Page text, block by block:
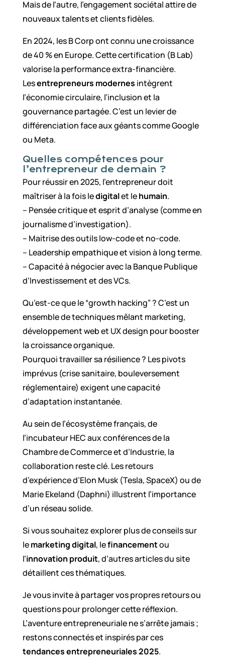
Mais de l’autre, l’engagement sociétal attire de
nouveaux talents et clients fidèles.
En 2024, les B Corp ont connu une croissance
de 40 % en Europe. Cette certification (B Lab)
valorise la performance extra-financière.
Lesentrepreneurs modernes intègrent
l’économie circulaire, l’inclusion et la
gouvernance partagée. C’est un levier de
différenciation face aux géants comme Google
ou Meta.
Quelles compétences pour
l’entrepreneur de demain ?
Pour réussir en 2025, l’entrepreneur doit
maîtriser à la fois ledigitalet lehumain.
– Pensée critique et esprit d’analyse (comme en
journalisme d’investigation).
– Maitrise des outils low-code et no-code.
– Leadership empathique et vision à long terme.
– Capacité à négocier avec la Banque Publique
d’Investissement et des VCs.
Qu’est-ce que le “growth hacking” ? C’est un
ensemble de techniques mêlant marketing,
développement web et UX design pour booster
la croissance organique.
Pourquoi travailler sa résilience ? Les pivots
imprévus (crise sanitaire, bouleversement
réglementaire) exigent une capacité
d’adaptation instantanée.
Au sein de l’écosystème français, de
l’incubateur HEC aux conférences de la
Chambre de Commerce et d’Industrie, la
collaboration reste clé. Les retours
d’expérience d’Elon Musk (Tesla, SpaceX) ou de
Marie Ekeland (Daphni) illustrent l’importance
d’un réseau solide.
Si vous souhaitez explorer plus de conseils sur
lemarketing digital, lefinancementou
l’innovation produit, d’autres articles du site
détaillent ces thématiques.
Je vous invite à partager vos propres retours ou
questions pour prolonger cette réflexion.
L’aventure entrepreneuriale ne s’arrête jamais ;
restons connectés et inspirés par ces
tendances entrepreneuriales 2025.